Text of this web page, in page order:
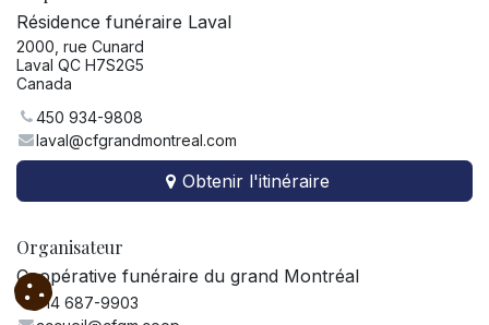
Résidence funéraire Laval
2000, rue Cunard
Laval QC H7S2G5
Canada
450 934-9808
laval@cfgrandmontreal.com
Obtenir l'itinéraire
Organisateur
Coopérative funéraire du grand Montréal
514 687-9903